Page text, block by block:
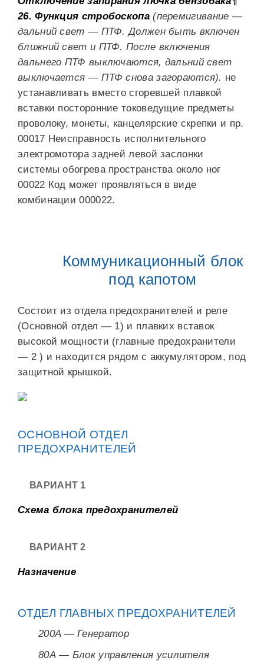
26. Функция стробоскопа (перемигивание —
дальний свет — ПТФ. Должен быть включен
ближний свет и ПТФ. После включения
дальнего ПТФ выключаются, дальний свет
выключается — ПТФ снова загораются). не
устанавливать вместо сгоревшей плавкой
вставки посторонние токоведущие предметы
проволоку, монеты, канцелярские скрепки и пр.
00017 Неисправность исполнительного
электромотора задней левой заслонки
системы обогрева пространства около ног
00022 Код может проявляться в виде
комбинации 000022.
Коммуникационный блок
под капотом
Состоит из отдела предохранителей и реле
(Основной отдел — 1) и плавких вставок
высокой мощности (главные предохранители
— 2 ) и находится рядом с аккумулятором, под
защитной крышкой.
ОСНОВНОЙ ОТДЕЛ
ПРЕДОХРАНИТЕЛЕЙ
ВАРИАНТ 1
Схема блока предохранителей
ВАРИАНТ 2
Назначение
ОТДЕЛ ГЛАВНЫХ ПРЕДОХРАНИТЕЛЕЙ
200A — Генератор
80А — Блок управления усилителя